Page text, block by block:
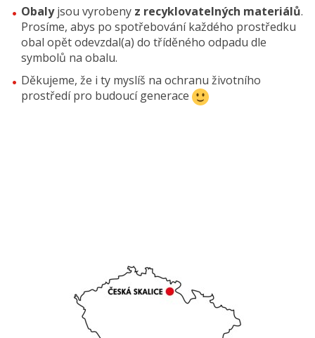
Obalyjsou vyrobeny z recyklovatelných materiálů.
Prosíme, abys po spotřebování každého prostředku
obal opět odevzdal(a) do tříděného odpadu dle
symbolů na obalu.
Děkujeme, že i ty myslíš na ochranu životního
prostředí pro budoucí generace